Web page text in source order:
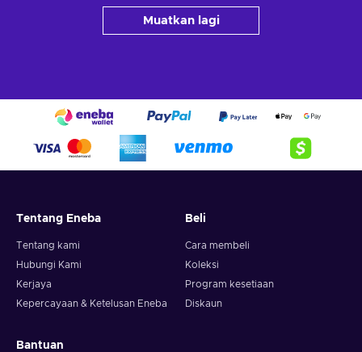
Muatkan lagi
Tentang Eneba
Tentang kami
Hubungi Kami
Kerjaya
Kepercayaan & Ketelusan Eneba
Beli
Cara membeli
Koleksi
Program kesetiaan
Diskaun
Bantuan